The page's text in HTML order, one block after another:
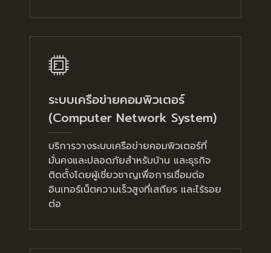
ระบบเครือข่ายคอมพิวเตอร์
(Computer Network System)
บริการวางระบบเครือข่ายคอมพิวเตอร์ที่
มั่นคงและปลอดภัยสำหรับบ้าน และธุรกิจ
ติดตั้งโดยผู้เชี่ยวชาญเพื่อการเชื่อมต่อ
อินเทอร์เน็ตความเร็วสูงที่เสถียร และไร้รอย
ต่อ